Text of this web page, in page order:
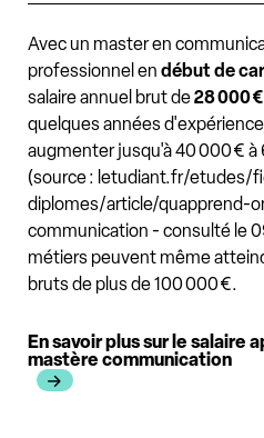
Avec un master en
professionnel en début de
salaire annuel brut de28 000
quelques années
augmenter jusqu'à 40 000 € à
(source : letudiant.fr/etudes/
diplomes/article/quapprend-
communication - consulté le
métiers peuvent même
bruts de plus de 100 000 €.
En savoir plus sur le salaire
mastère communication